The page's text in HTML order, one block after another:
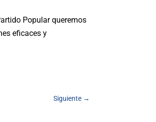
Popular queremos
eficaces y
Siguiente→